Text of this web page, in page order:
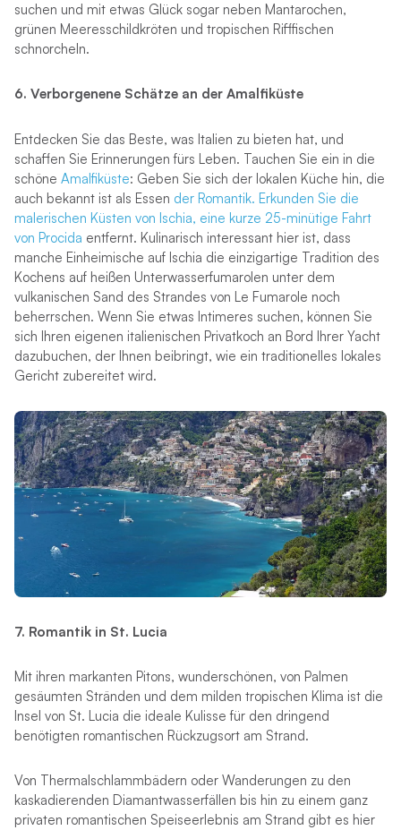
suchen und mit etwas Glück sogar neben Mantarochen,
grünen Meeresschildkröten und tropischen Rifffischen
schnorcheln.
6. Verborgenene Schätze an der Amalfiküste
Entdecken Sie das Beste, was Italien zu bieten hat, und
schaffen Sie Erinnerungen fürs Leben. Tauchen Sie ein in die
schöne Amalfiküste: Geben Sie sich der lokalen Küche hin, die
auch bekannt ist als Essen der Romantik. Erkunden Sie die
malerischen Küsten von Ischia, eine kurze 25-minütige Fahrt
von Procida entfernt. Kulinarisch interessant hier ist, dass
manche Einheimische auf Ischia die einzigartige Tradition des
Kochens auf heißen Unterwasserfumarolen unter dem
vulkanischen Sand des Strandes von Le Fumarole noch
beherrschen. Wenn Sie etwas Intimeres suchen, können Sie
sich Ihren eigenen italienischen Privatkoch an Bord Ihrer Yacht
dazubuchen, der Ihnen beibringt, wie ein traditionelles lokales
Gericht zubereitet wird.
7. Romantik in St. Lucia
Mit ihren markanten Pitons, wunderschönen, von Palmen
gesäumten Stränden und dem milden tropischen Klima ist die
Insel von St. Lucia die ideale Kulisse für den dringend
benötigten romantischen Rückzugsort am Strand.
Von Thermalschlammbädern oder Wanderungen zu den
kaskadierenden Diamantwasserfällen bis hin zu einem ganz
privaten romantischen Speiseerlebnis am Strand gibt es hier